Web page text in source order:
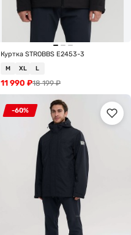
Куртка STROBBS E2453-3
M XL L
18 199₽
11 990 ₽
-60%